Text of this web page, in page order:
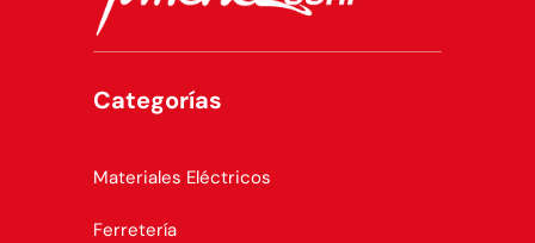
Categorías
Materiales Eléctricos
Ferretería